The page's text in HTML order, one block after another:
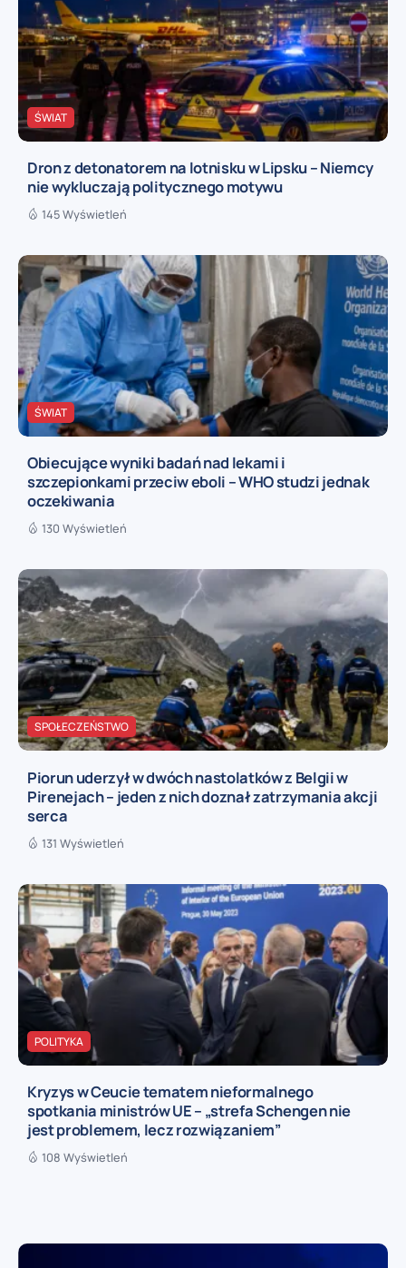
ŚWIAT
Dron z detonatorem na lotnisku w Lipsku – Niemcy
nie wykluczają politycznego motywu
145 Wyświetleń
ŚWIAT
Obiecujące wyniki badań nad lekami i
szczepionkami przeciw eboli – WHO studzi jednak
oczekiwania
130 Wyświetleń
SPOŁECZEŃSTWO
Piorun uderzył w dwóch nastolatków z Belgii w
Pirenejach – jeden z nich doznał zatrzymania akcji
serca
131 Wyświetleń
POLITYKA
Kryzys w Ceucie tematem nieformalnego
spotkania ministrów UE – „strefa Schengen nie
jest problemem, lecz rozwiązaniem”
108 Wyświetleń